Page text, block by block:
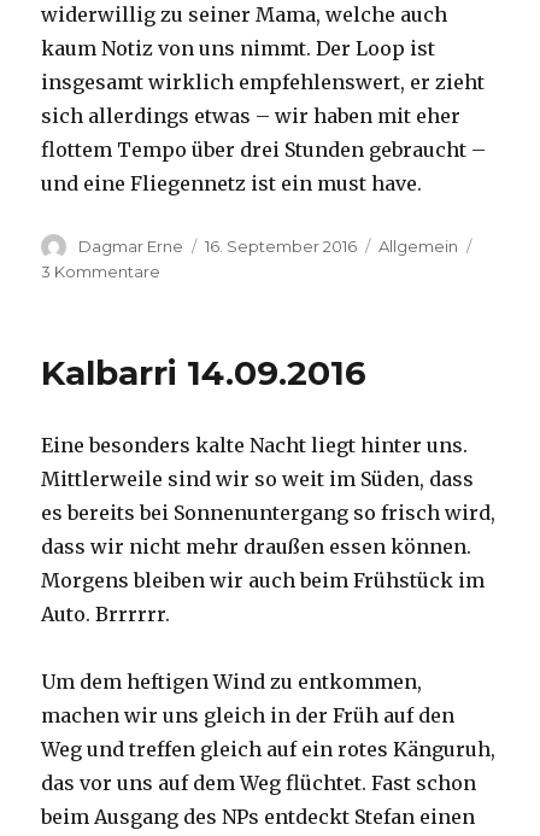
widerwillig zu seiner Mama, welche auch
kaum Notiz von uns nimmt. Der Loop ist
insgesamt wirklich empfehlenswert, er zieht
sich allerdings etwas – wir haben mit eher
flottem Tempo über drei Stunden gebraucht –
und eine Fliegennetz ist ein must have.
Autor
Dagmar Erne
Veröffentlicht
16. September 2016 Kategorien
Allgemein
3 Kommentare
Kalbarri 14.09.2016
Eine besonders kalte Nacht liegt hinter uns.
Mittlerweile sind wir so weit im Süden, dass
es bereits bei Sonnenuntergang so frisch wird,
dass wir nicht mehr draußen essen können.
Morgens bleiben wir auch beim Frühstück im
Auto. Brrrrrr.
Um dem heftigen Wind zu entkommen,
machen wir uns gleich in der Früh auf den
Weg und treffen gleich auf ein rotes Känguruh,
das vor uns auf dem Weg flüchtet. Fast schon
beim Ausgang des NPs entdeckt Stefan einen